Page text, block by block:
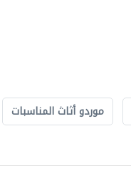
موردو أثاث المناسبات